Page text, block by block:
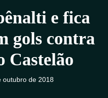
e fica
gols contra
Castelão
outubro de 2018